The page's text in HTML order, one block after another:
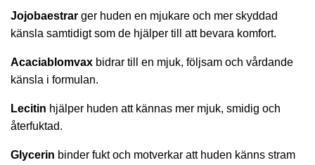
Jojobaestrar ger huden en mjukare och mer skyddad
känsla samtidigt som de hjälper till att bevara komfort.
Acaciablomvax bidrar till en mjuk, följsam och vårdande
känsla i formulan.
Lecitin hjälper huden att kännas mer mjuk, smidig och
återfuktad.
Glycerin binder fukt och motverkar att huden känns stram